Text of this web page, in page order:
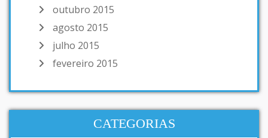
outubro 2015
agosto 2015
julho 2015
fevereiro 2015
CATEGORIAS